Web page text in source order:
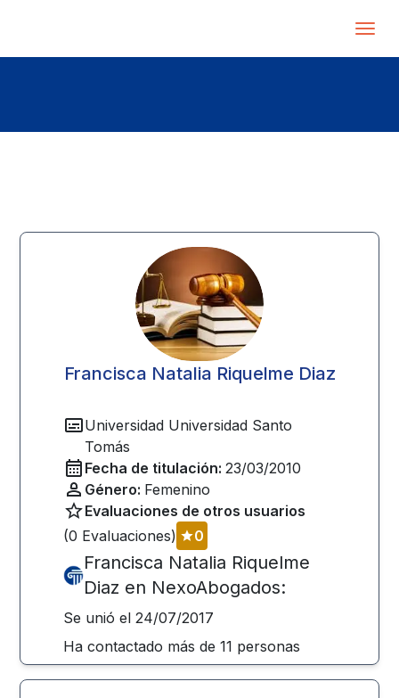
Francisca Natalia Riquelme Diaz
Universidad Universidad Santo
Tomás
Fecha de titulación: 23/03/2010
Género: Femenino
Evaluaciones de otros usuarios
(0 Evaluaciones) 0
Francisca Natalia Riquelme
Diaz en NexoAbogados:
Se unió el 24/07/2017
Ha contactado más de11 personas